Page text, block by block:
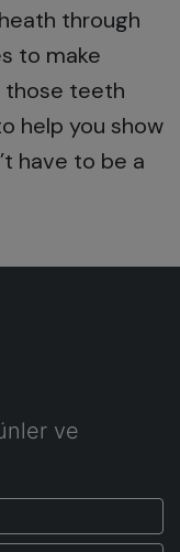
through
to make
those teeth
help you show
have to be a
ve